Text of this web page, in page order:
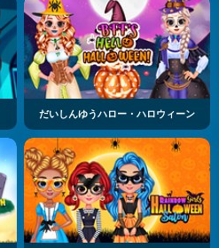
だいしんゆうハロー・ハロウィーン